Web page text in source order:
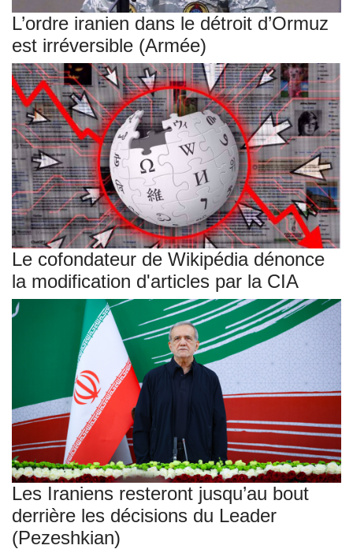
L’ordre iranien dans le détroit d’Ormuz
est irréversible (Armée)
Le cofondateur de Wikipédia dénonce
la modification d'articles par la CIA
Les Iraniens resteront jusqu’au bout
derrière les décisions du Leader
(Pezeshkian)